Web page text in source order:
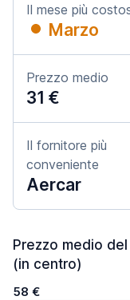
Il mese più
Marzo
Prezzo medio
31 €
Il fornitore più
conveniente
Aercar
Prezzo medio
(in centro)
58 €